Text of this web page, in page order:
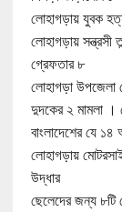
লোহাগড়ায় যুবক
লোহাগড়ায়
গ্রেফতার ৮
লোহাগড়া উপজেলা
দুদকের ২ মামলা ।
বাংলাদেশের যে
লোহাগড়ায়
উদ্ধার
ছেলেদের জন্য ৮টি